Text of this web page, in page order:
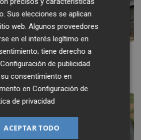
registra 112
al calor en la última
Sus elecciones se aplican
web. Algunos proveedores
en el interés legítimo en
tiene derecho a
Configuración de publicidad.
consentimiento en
enConfiguración de
de privacidad
ACEPTAR TODO